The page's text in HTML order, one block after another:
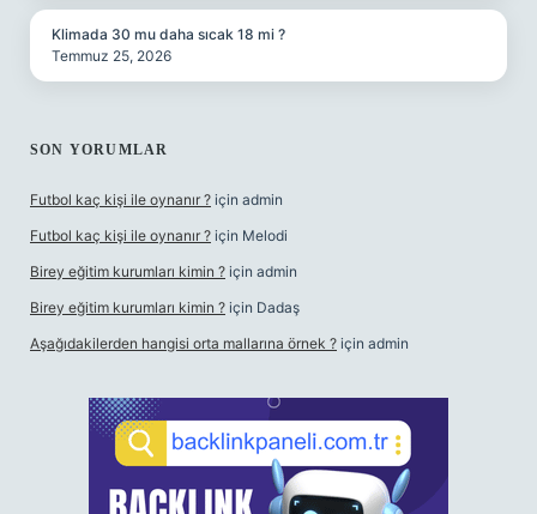
Klimada 30 mu daha sıcak 18 mi ?
Temmuz 25, 2026
SON YORUMLAR
Futbol kaç kişi ile oynanır ? için admin
Futbol kaç kişi ile oynanır ? için Melodi
Birey eğitim kurumları kimin ? için admin
Birey eğitim kurumları kimin ? için Dadaş
Aşağıdakilerden hangisi orta mallarına örnek ? için admin